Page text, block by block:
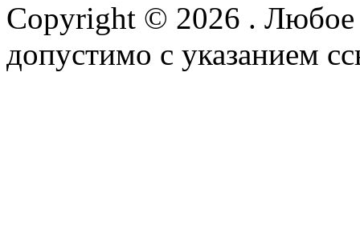
Copyright © 2026 . Любое
допустимо с указанием